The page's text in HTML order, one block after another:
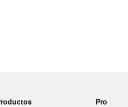
Pro